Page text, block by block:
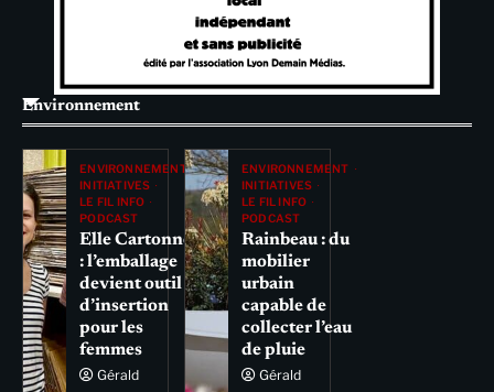
Environnement
ENVIRONNEMENT
INITIATIVES
LE FIL INFO
PODCAST
Elle Cartonne
: l’emballage
devient outil
d’insertion
pour les
femmes
Gérald
ENVIRONNEMENT
INITIATIVES
LE FIL INFO
PODCAST
Rainbeau : du
mobilier
urbain
capable de
collecter l’eau
de pluie
Gérald